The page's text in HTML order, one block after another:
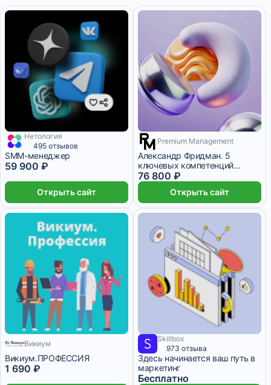
2 772 ₽/мес 5 месяцев
Нетология
495 отзывов
SMM-менеджер
59 900 ₽
Открыть сайт
3 200 ₽/мес 10 месяцев
Premium Management
Александр Фридман. 5
ключевых компетенций
руководителя
76 800 ₽
Открыть сайт
Викиум
Викиум.ПРОФЕССИЯ
1 690 ₽
1 месяц
Skillbox
973 отзыва
Здесь начинается ваш путь в
маркетинг
Бесплатно